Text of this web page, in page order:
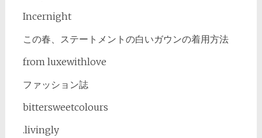
Incernight
この春、ステートメントの白いガウンの着用方法
from luxewithlove
ファッション誌
bittersweetcolours
.livingly